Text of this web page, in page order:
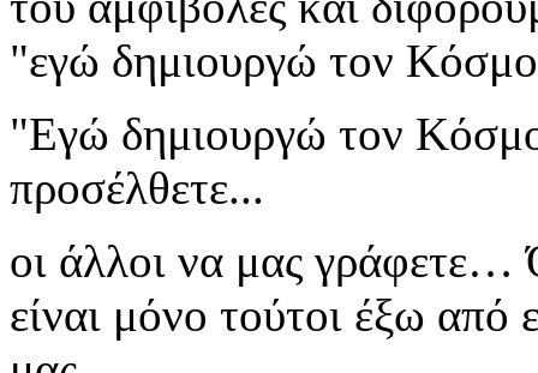
"εγώ δημιουργώ τον
"Εγώ δημιουργώ τον
προσέλθετε...
οι άλλοι να μας γράφετε…
είναι μόνο τούτοι έξω